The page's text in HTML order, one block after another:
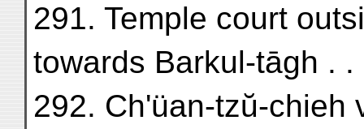
291. Temple court
towards Barkul-tāgh . .
292. Ch'üan-tzŭ-chieh